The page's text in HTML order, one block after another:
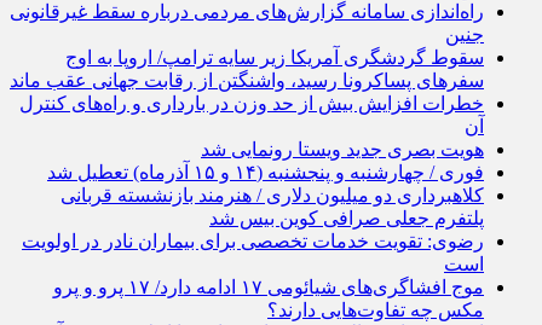
راه‌اندازی سامانه گزارش‌های مردمی درباره سقط غیرقانونی
جنین
سقوط گردشگری آمریکا زیر سایه ترامپ/ اروپا به اوج
سفرهای پساکرونا رسید، واشنگتن از رقابت جهانی عقب ماند
خطرات افزایش بیش از حد وزن در بارداری و راه‌های کنترل
آن
هویت بصری جدید ویستا رونمایی شد
فوری / چهارشنبه و پنجشنبه (۱۴ و ۱۵ آذرماه) تعطیل شد
کلاهبرداری دو میلیون دلاری / هنرمند بازنشسته قربانی
پلتفرم جعلی صرافی کوین‌ بیس شد
رضوی: تقویت خدمات تخصصی برای بیماران نادر در اولویت
است
موج افشاگری‌های شیائومی ۱۷ ادامه دارد/ ۱۷ پرو و پرو
مکس چه تفاوت‌هایی دارند؟